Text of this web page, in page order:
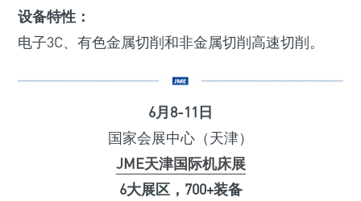
设备特性：
电子3C、有色金属切削和非金属切削高速切削。
6月8-11日
国家会展中心（天津）
JME天津国际机床展
6大展区，700+装备